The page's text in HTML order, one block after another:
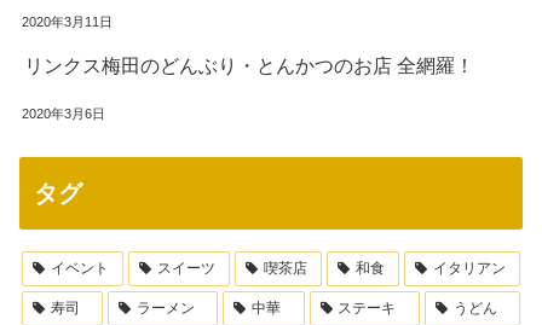
2020年3月11日
リンクス梅田のどんぶり・とんかつのお店 全網羅！
2020年3月6日
タグ
イベント スイーツ 喫茶店 和食 イタリアン
寿司 ラーメン 中華 ステーキ うどん